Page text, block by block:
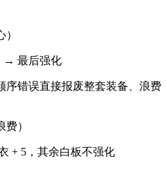
→ 最后强化
序错误直接报废整套装备、浪费
）
+ 5，其余白板不强化